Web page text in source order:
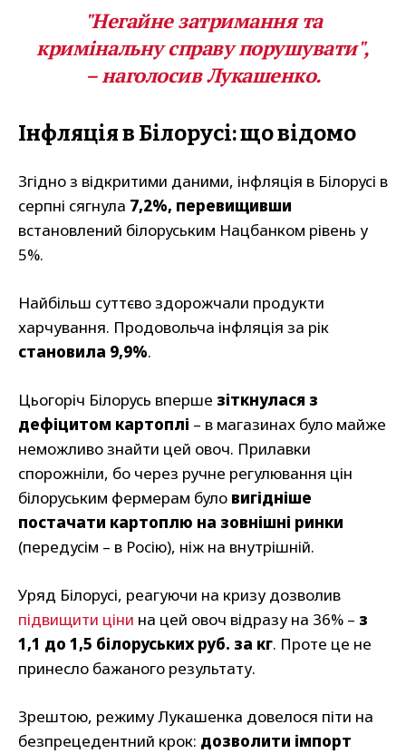
"Негайне затримання та
кримінальну справу порушувати",
– наголосив Лукашенко.
Інфляція в Білорусі: що відомо
Згідно з відкритими даними, інфляція в Білорусі в
серпні сягнула 7,2%, перевищивши
встановлений білоруським Нацбанком рівень у
5%.
Найбільш суттєво здорожчали продукти
харчування. Продовольча інфляція за рік
становила 9,9%.
Цьогоріч Білорусь вперше зіткнулася з
дефіцитом картоплі – в магазинах було майже
неможливо знайти цей овоч. Прилавки
спорожніли, бо через ручне регулювання цін
білоруським фермерам було вигідніше
постачати картоплю на зовнішні ринки
(передусім – в Росію), ніж на внутрішній.
Уряд Білорусі, реагуючи на кризу дозволив
підвищити ціни на цей овоч відразу на 36% – з
1,1 до 1,5 білоруських руб. за кг. Проте це не
принесло бажаного результату.
Зрештою, режиму Лукашенка довелося піти на
безпрецедентний крок: дозволити імпорт